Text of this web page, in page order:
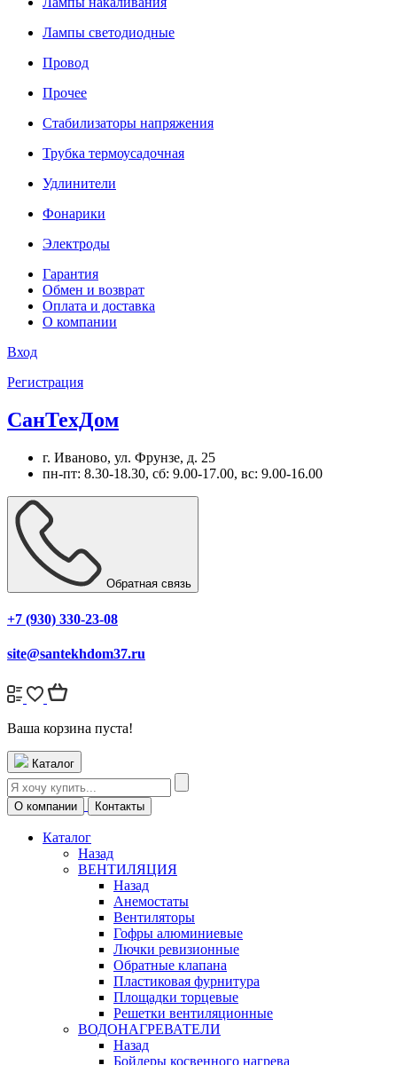
Лампы светодиодные
Провод
Прочее
Стабилизаторы напряжения
Трубка термоусадочная
Удлинители
Фонарики
Электроды
Гарантия
Обмен и возврат
Оплата и доставка
О компании
Вход
Регистрация
СанТехДом
г. Иваново, ул. Фрунзе, д. 25
пн-пт: 8.30-18.30, сб: 9.00-17.00, вс: 9.00-16.00
Обратная связь
+7 (930) 330-23-08
site@santekhdom37.ru
Ваша корзина пуста!
Каталог
О компании Контакты
Каталог
Назад
ВЕНТИЛЯЦИЯ
Назад
Анемостаты
Вентиляторы
Гофры алюминиевые
Лючки ревизионные
Обратные клапана
Пластиковая фурнитура
Площадки торцевые
Решетки вентиляционные
ВОДОНАГРЕВАТЕЛИ
Назад
Бойлеры косвенного нагрева